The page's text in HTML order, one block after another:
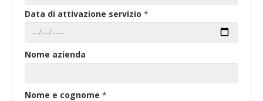
Data di attivazione servizio *
Nome azienda
Nome e cognome *